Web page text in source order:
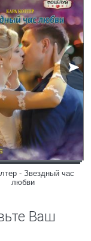
- Звездный час
любви
Ваш